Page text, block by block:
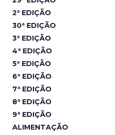
2ª EDIÇÃO
30ª EDIÇÃO
3ª EDIÇÃO
4ª EDIÇÃO
5ª EDIÇÃO
6ª EDIÇÃO
7ª EDIÇÃO
8ª EDIÇÃO
9ª EDIÇÃO
ALIMENTAÇÃO